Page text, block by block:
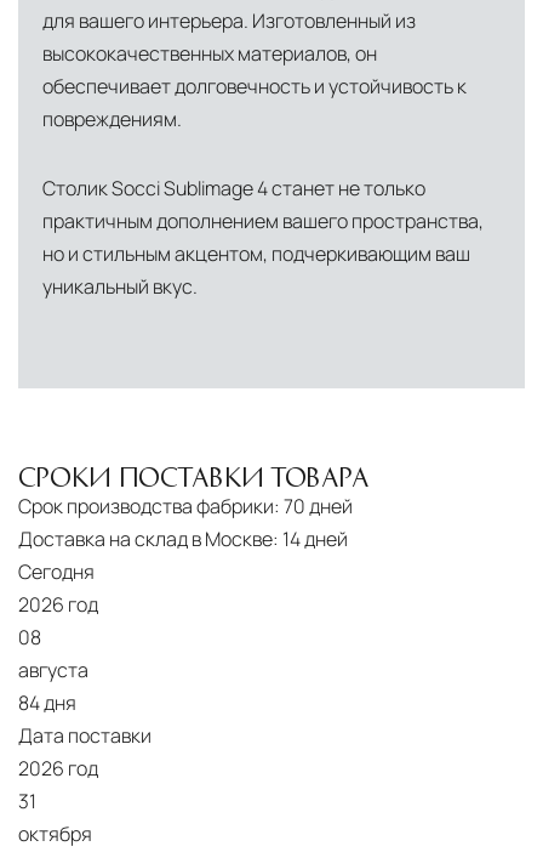
инфраструктуры позволяет сократить сроки
доставки и обеспечить полный контроль над
сохранностью продукции.
Помимо Москвы, мы располагаем
логистическими узлами в ключевых
международных хабах:
Лондон, Великобритания—
логистический хаб для европейского рынка
США
североамериканского сегмента
сеть партнёрских складов
Условия доставки по Москве и Московской
области
следующие услуги:
для вашего интерьера. Изготовленный из
высококачественных материалов, он
обеспечивает долговечность и устойчивость к
повреждениям.
Столик Socci Sublimage 4 станет не только
практичным дополнением вашего пространства,
но и стильным акцентом, подчеркивающим ваш
уникальный вкус.
СРОКИ ПОСТАВКИ ТОВАРА
Срок производства фабрики: 70 дней
Доставка на склад в Москве: 14 дней
Сегодня
2026 год
08
августа
84 дня
Дата поставки
2026 год
31
октября